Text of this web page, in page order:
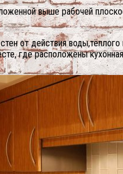
выше рабочей
от действия
где расположены